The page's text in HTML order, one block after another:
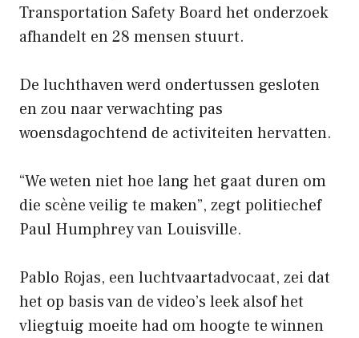
Transportation Safety Board het onderzoek
afhandelt en 28 mensen stuurt.
De luchthaven werd ondertussen gesloten
en zou naar verwachting pas
woensdagochtend de activiteiten hervatten.
“We weten niet hoe lang het gaat duren om
die scène veilig te maken”, zegt politiechef
Paul Humphrey van Louisville.
Pablo Rojas, een luchtvaartadvocaat, zei dat
het op basis van de video’s leek alsof het
vliegtuig moeite had om hoogte te winnen